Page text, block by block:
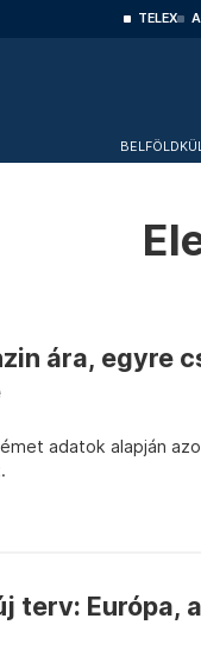
TELEX
BELFÖLD
ára, egyre
adatok alapján
terv: Európa,